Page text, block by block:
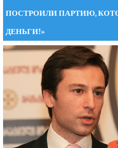
ПОСТРОИЛИ ПАРТИЮ,
ДЕНЬГИ!»